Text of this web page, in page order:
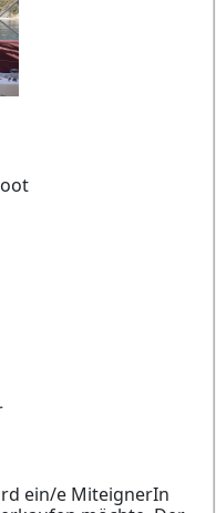
ein/e MiteignerIn